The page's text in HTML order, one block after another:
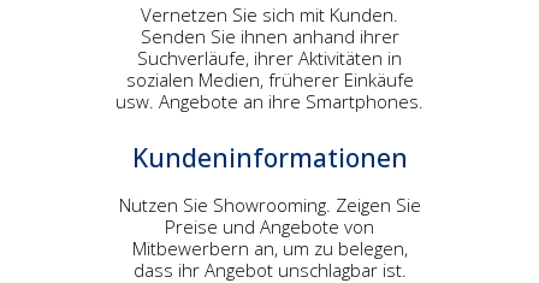
Vernetzen Sie sich mit Kunden.
Senden Sie ihnen anhand ihrer
Suchverläufe, ihrer Aktivitäten in
sozialen Medien, früherer Einkäufe
usw. Angebote an ihre Smartphones.
Kundeninformationen
Nutzen Sie Showrooming. Zeigen Sie
Preise und Angebote von
Mitbewerbern an, um zu belegen,
dass ihr Angebot unschlagbar ist.